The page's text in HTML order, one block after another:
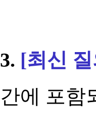
3. [최신
간에 포함